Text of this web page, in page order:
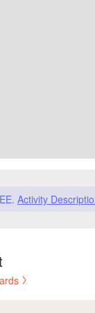
Activity